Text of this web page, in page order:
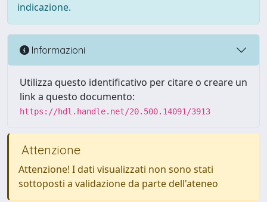
indicazione.
Informazioni
Utilizza questo identificativo per citare o creare un
link a questo documento:
https://hdl.handle.net/20.500.14091/3913
Attenzione
Attenzione! I dati visualizzati non sono stati
sottoposti a validazione da parte dell'ateneo